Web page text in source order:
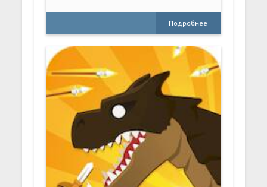
Подробнее